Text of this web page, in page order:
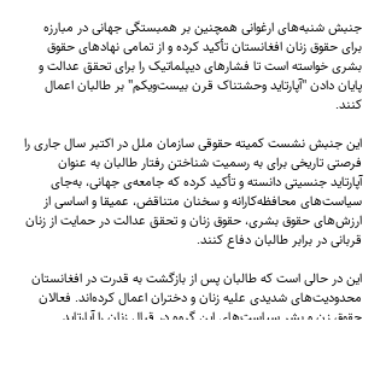
جنبش شنبه‌های ارغوانی همچنین بر همبستگی جهانی در مبارزه
برای حقوق زنان افغانستان تأکید کرده و از تمامی نهادهای حقوق
بشری خواسته است تا فشارهای دیپلماتیک را برای تحقق عدالت و
پایان دادن "آپارتاید وحشتناک قرن بیست‌ویکم" بر طالبان اعمال
کنند.
این جنبش نشست کمیته حقوقی سازمان ملل در اکتبر سال جاری را
فرصتی تاریخی برای به رسمیت شناختن رفتار طالبان به عنوان
آپارتاید جنسیتی دانسته و تأکید کرده که جامعه‌ی جهانی، به‌جای
سیاست‌های محافظه‌کارانه و سخنان متناقض، عمیقا و اساسی از
ارزش‌های حقوق بشری، حقوق زنان و تحقق عدالت در حمایت از زنان
قربانی در برابر طالبان دفاع کنند.
این در حالی است که طالبان پس از بازگشت به قدرت در افغانستان
محدودیت‌های شدیدی علیه زنان و دختران اعمال کرده‌اند. فعالان
حقوق زن و بشر سیاست‌های این گروه در قبال زنان را آپارتاید